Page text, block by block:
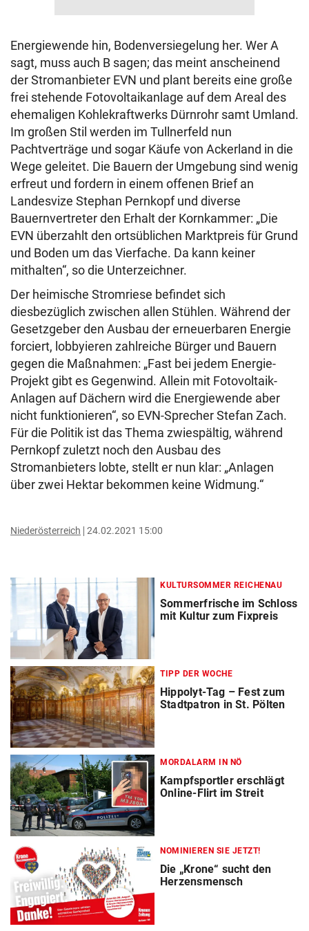
Energiewende hin, Bodenversiegelung her. Wer A
sagt, muss auch B sagen; das meint anscheinend
der Stromanbieter EVN und plant bereits eine große
frei stehende Fotovoltaikanlage auf dem Areal des
ehemaligen Kohlekraftwerks Dürnrohr samt Umland.
Im großen Stil werden im Tullnerfeld nun
Pachtverträge und sogar Käufe von Ackerland in die
Wege geleitet. Die Bauern der Umgebung sind wenig
erfreut und fordern in einem offenen Brief an
Landesvize Stephan Pernkopf und diverse
Bauernvertreter den Erhalt der Kornkammer: „Die
EVN überzahlt den ortsüblichen Marktpreis für Grund
und Boden um das Vierfache. Da kann keiner
mithalten“, so die Unterzeichner.
Der heimische Stromriese befindet sich
diesbezüglich zwischen allen Stühlen. Während der
Gesetzgeber den Ausbau der erneuerbaren Energie
forciert, lobbyieren zahlreiche Bürger und Bauern
gegen die Maßnahmen: „Fast bei jedem Energie-
Projekt gibt es Gegenwind. Allein mit Fotovoltaik-
Anlagen auf Dächern wird die Energiewende aber
nicht funktionieren“, so EVN-Sprecher Stefan Zach.
Für die Politik ist das Thema zwiespältig, während
Pernkopf zuletzt noch den Ausbau des
Stromanbieters lobte, stellt er nun klar: „Anlagen
über zwei Hektar bekommen keine Widmung.“
Niederösterreich 24.02.2021 15:00
KULTURSOMMER REICHENAU
Sommerfrische im Schloss
mit Kultur zum Fixpreis
TIPP DER WOCHE
Hippolyt-Tag – Fest zum
Stadtpatron in St. Pölten
MORDALARM IN NÖ
Kampfsportler erschlägt
Online-Flirt im Streit
NOMINIEREN SIE JETZT!
Die „Krone“ sucht den
Herzensmensch